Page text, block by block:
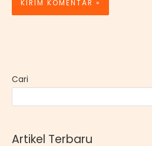
Cari
Artikel Terbaru